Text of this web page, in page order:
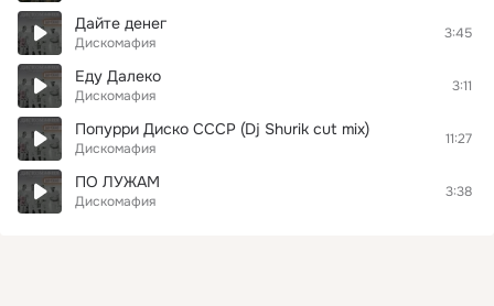
Дайте денег
Дискомафия
3:45
Еду Далеко
Дискомафия
3:11
Попурри Диско СССР (Dj Shurik cut mix)
Дискомафия
11:27
ПО ЛУЖАМ
Дискомафия
3:38